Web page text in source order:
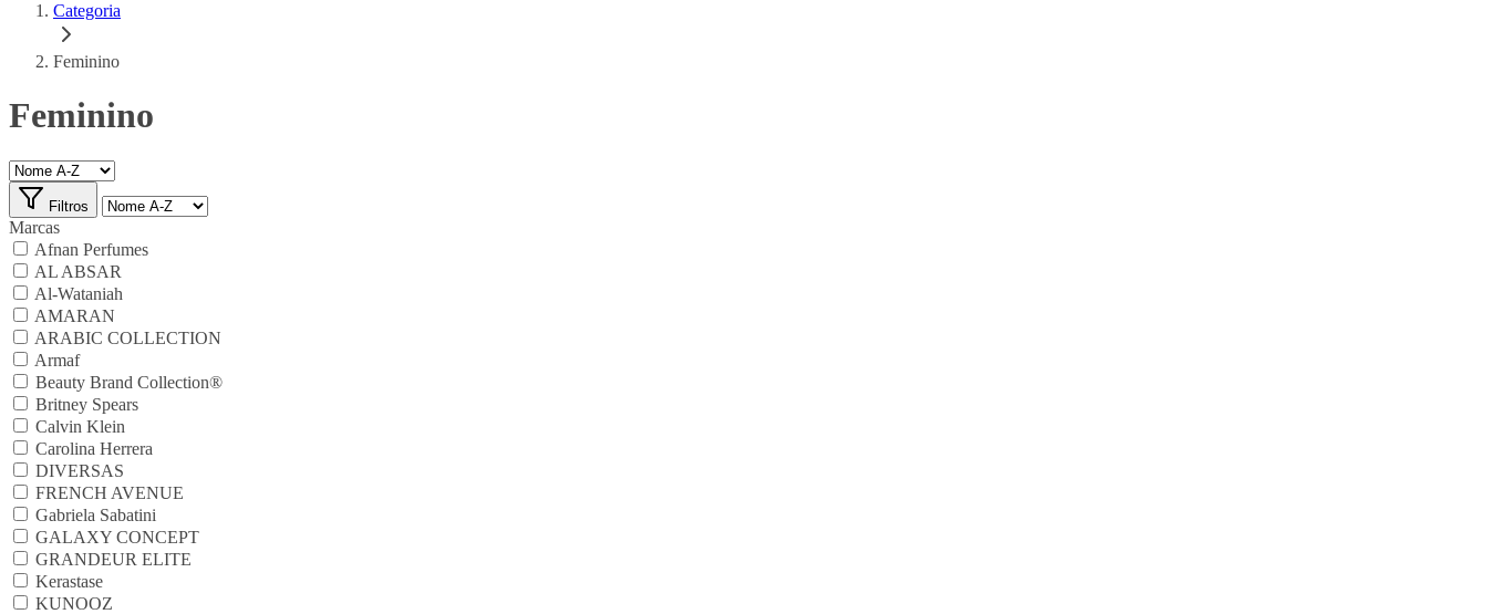
Categoria
Feminino
Feminino
Filtros
Marcas
Afnan Perfumes
AL ABSAR
Al-Wataniah
AMARAN
ARABIC COLLECTION
Armaf
Beauty Brand Collection®
Britney Spears
Calvin Klein
Carolina Herrera
DIVERSAS
FRENCH AVENUE
Gabriela Sabatini
GALAXY CONCEPT
GRANDEUR ELITE
Kerastase
KUNOOZ